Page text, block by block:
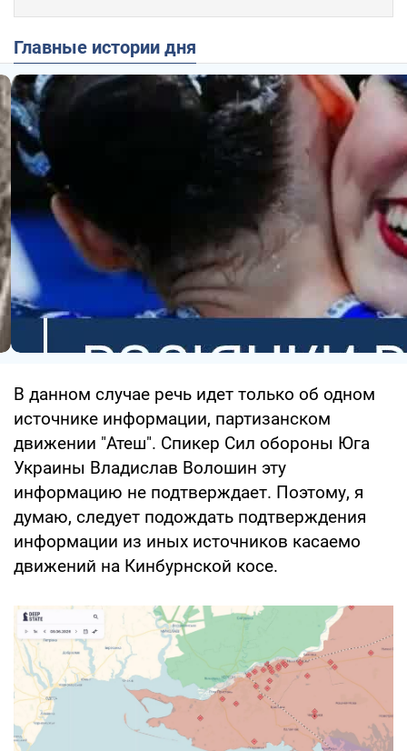
Главные истории дня
В данном случае речь идет только об одном
источнике информации, партизанском
движении "Атеш". Спикер Сил обороны Юга
Украины Владислав Волошин эту
информацию не подтверждает. Поэтому, я
думаю, следует подождать подтверждения
информации из иных источников касаемо
движений на Кинбурнской косе.